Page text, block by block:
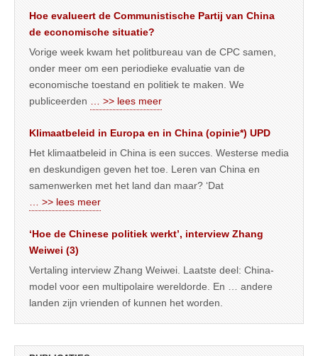
Hoe evalueert de Communistische Partij van China
de economische situatie?
Vorige week kwam het politbureau van de CPC samen,
onder meer om een periodieke evaluatie van de
economische toestand en politiek te maken. We
publiceerden
… >> lees meer
Klimaatbeleid in Europa en in China (opinie*) UPD
Het klimaatbeleid in China is een succes. Westerse media
en deskundigen geven het toe. Leren van China en
samenwerken met het land dan maar? ‘Dat
… >> lees meer
‘Hoe de Chinese politiek werkt’, interview Zhang
Weiwei (3)
Vertaling interview Zhang Weiwei. Laatste deel: China-
model voor een multipolaire wereldorde. En … andere
landen zijn vrienden of kunnen het worden.